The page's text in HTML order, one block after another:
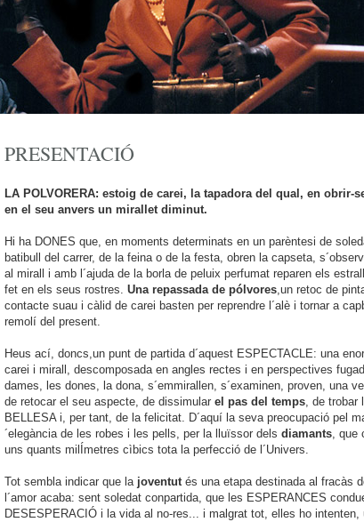
PRESENTACIÓ
LA POLVORERA: estoig de carei, la tapadora del qual, en obrir-
en el seu anvers un mirallet diminut.
Hi ha DONES que, en moments determinats en un parèntesi de
batibull del carrer, de la feina o de la festa, obren la capseta,
al mirall i amb l´ajuda de la borla de peluix perfumat reparen els
fet en els seus rostres. Una repassada de pólvores,un retoc de
contacte suau i càlid de carei basten per reprendre l´alè i tornar a
remolí del present.
Heus ací, doncs,un punt de partida d´aquest ESPECTACLE: una
carei i mirall, descomposada en angles rectes i en perspectives
dames, les dones, la dona, s´emmirallen, s´examinen, proven, una
de retocar el seu aspecte, de dissimular el pas del temps, de trobar
BELLESA i, per tant, de la felicitat. D´aquí la seva preocupació pel
´elegància de les robes i les pells, per la lluïssor dels diamants, que
uns quants milÍmetres cìbics tota la perfecció de l´Univers.
Tot sembla indicar que la joventutés una etapa destinada al fracàs
l´amor acaba: sent soledat conpartida, que les ESPERANCES
DESESPERACIÓ i la vida al no-res... i malgrat tot, elles ho intenten,